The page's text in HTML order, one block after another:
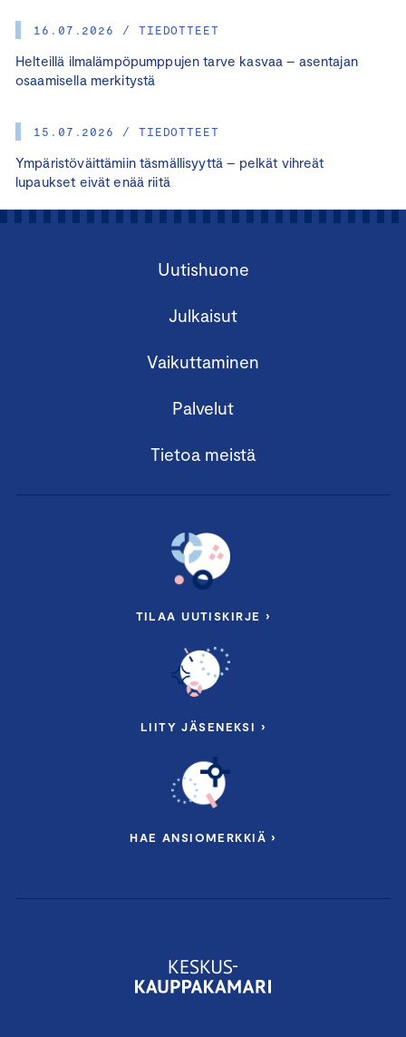
16.07.2026 / TIEDOTTEET
Helteillä ilmalämpöpumppujen tarve kasvaa – asentajan
osaamisella merkitystä
15.07.2026 / TIEDOTTEET
Ympäristöväittämiin täsmällisyyttä – pelkät vihreät
lupaukset eivät enää riitä
Uutishuone
Julkaisut
Vaikuttaminen
Palvelut
Tietoa meistä
TILAA UUTISKIRJE ›
LIITY JÄSENEKSI ›
HAE ANSIOMERKKIÄ ›